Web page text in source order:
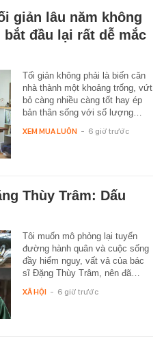
giản lâu năm không
đầu lại rất dễ mắc
Tối giản không phải là biến căn
nhà thành một khoảng trống, vứt
bỏ càng nhiều càng tốt hay ép
bản thân sống với số lượng…
XEM MUA LUÔN - 6 giờ trước
Thùy Trâm: Dấu
Tôi muốn mô phỏng lại tuyến
đường hành quân và cuộc sống
đầy hiểm nguy, vất vả của bác
sĩ Đặng Thùy Trâm, nên đã…
XÃ HỘI - 6 giờ trước